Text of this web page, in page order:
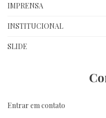
IMPRENSA
INSTITUCIONAL
SLIDE
Entrar em contato